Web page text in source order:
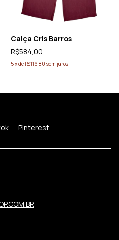
Calça Cris Barros
R$584,00
5xde R$116,80 sem juros
Pinterest